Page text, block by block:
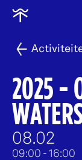
Ga
home
2025 -
08.02
09:00 - 16:00